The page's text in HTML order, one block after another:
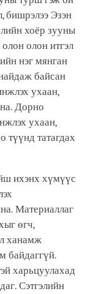
бишрэлээ Эзэн
хоёр зууны
олон итгэл
нэг мянган
байсан
ухаан,
Дорно
ухаан,
түүнд татагдах
ихэнх хүмүүс
Материаллаг
өгч,
ханамж
байдаггүй.
харьцуулахад
Сэтгэлийн